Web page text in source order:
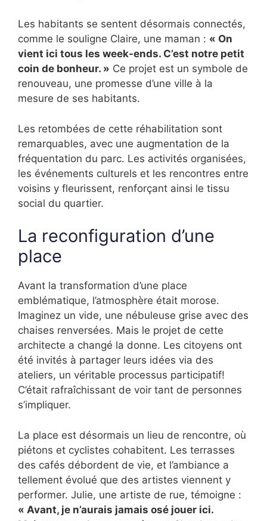
Les habitants se sentent désormais connectés,
comme le souligne Claire, une maman : « On
vient ici tous les week-ends. C’est notre petit
coin de bonheur. » Ce projet est un symbole de
renouveau, une promesse d’une ville à la
mesure de ses habitants.
Les retombées de cette réhabilitation sont
remarquables, avec une augmentation de la
fréquentation du parc. Les activités organisées,
les événements culturels et les rencontres entre
voisins y fleurissent, renforçant ainsi le tissu
social du quartier.
La reconfiguration d’une
place
Avant la transformation d’une place
emblématique, l’atmosphère était morose.
Imaginez un vide, une nébuleuse grise avec des
chaises renversées. Mais le projet de cette
architecte a changé la donne. Les citoyens ont
été invités à partager leurs idées via des
ateliers, un véritable processus participatif!
C’était rafraîchissant de voir tant de personnes
s’impliquer.
La place est désormais un lieu de rencontre, où
piétons et cyclistes cohabitent. Les terrasses
des cafés débordent de vie, et l’ambiance a
tellement évolué que des artistes viennent y
performer. Julie, une artiste de rue, témoigne :
« Avant, je n’aurais jamais osé jouer ici.